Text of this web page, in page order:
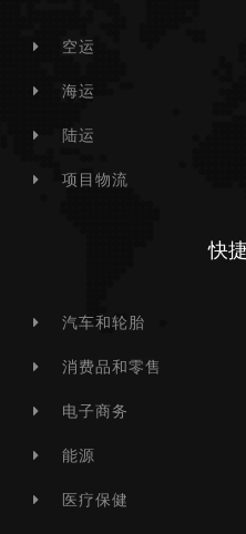
空运
海运
陆运
项目物流
快
汽车和轮胎
消费品和零售
电子商务
能源
医疗保健